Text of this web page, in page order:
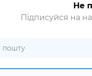
Не
Підписуйся на